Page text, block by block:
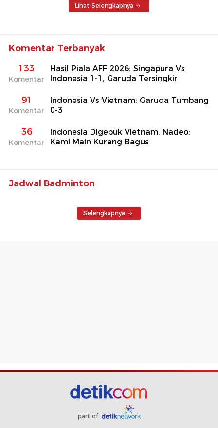
Lihat Selengkapnya
Komentar Terbanyak
133
Komentar
Hasil Piala AFF 2026: Singapura Vs
Indonesia 1-1, Garuda Tersingkir
91
Komentar
Indonesia Vs Vietnam: Garuda Tumbang
0-3
36
Komentar
Indonesia Digebuk Vietnam, Nadeo:
Kami Main Kurang Bagus
Jadwal Badminton
Selengkapnya
part of